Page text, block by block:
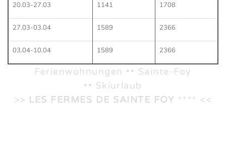
20.03-27.03 1141 1708
27.03-03.04 1589 2366
03.04-10.04 1589 2366
Ferienwohnungen •• Sainte-Foy
•• Skiurlaub
>> LES FERMES DE SAINTE FOY **** <<